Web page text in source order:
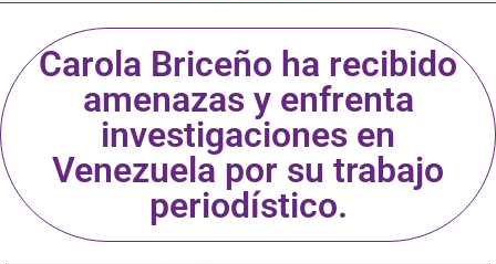
Carola Briceño ha recibido
amenazas y enfrenta
investigaciones en
Venezuela por su trabajo
periodístico.